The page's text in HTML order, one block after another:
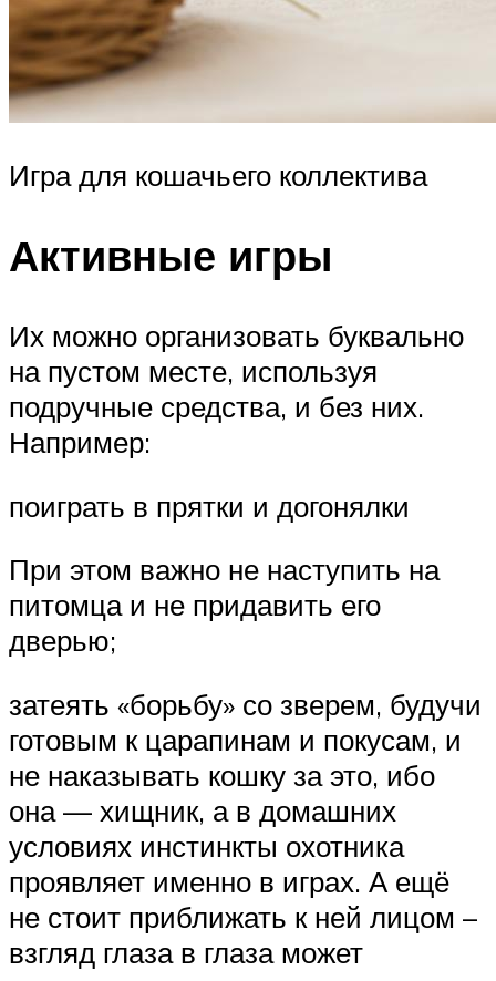
Игра для кошачьего коллектива
Активные игры
Их можно организовать буквально
на пустом месте, используя
подручные средства, и без них.
Например:
поиграть в прятки и догонялки
При этом важно не наступить на
питомца и не придавить его
дверью;
затеять «борьбу» со зверем, будучи
готовым к царапинам и покусам, и
не наказывать кошку за это, ибо
она — хищник, а в домашних
условиях инстинкты охотника
проявляет именно в играх. А ещё
не стоит приближать к ней лицом –
взгляд глаза в глаза может